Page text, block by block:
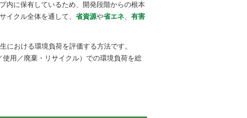
内に保有しているため、開発段階からの根本
イクル全体を通して、 省資源や省エネ、 有害
における環境負荷を評価する方法です。
用／廃棄・リサイクル）での環境負荷を総